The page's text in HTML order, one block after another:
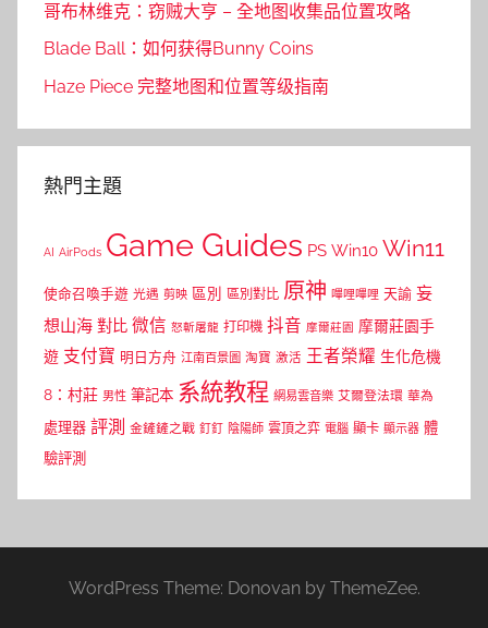
哥布林维克：窃贼大亨 – 全地图收集品位置攻略
Blade Ball：如何获得Bunny Coins
Haze Piece 完整地图和位置等级指南
熱門主題
AI AirPods Game Guides PS Win10 Win11
使命召喚手遊 光遇 剪映 區別 區別對比 原神 嗶哩嗶哩 天諭 妄
想山海 對比 微信 怒斬屠龍 打印機 抖音 摩爾莊園 摩爾莊園手
遊 支付寶 明日方舟 江南百景圖 淘寶 激活 王者榮耀 生化危機
8：村莊 男性 筆記本 系統教程 網易雲音樂 艾爾登法環 華為
處理器 評測 金鏟鏟之戰 釘釘 陰陽師 雲頂之弈 電腦 顯卡 顯示器 體
驗評測
WordPress Theme: Donovan by ThemeZee.